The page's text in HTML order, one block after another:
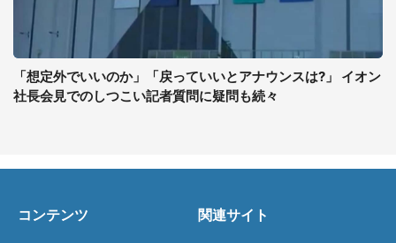
「想定外でいいのか」「戻っていいとアナウンスは?」 イオン
社長会見でのしつこい記者質問に疑問も続々
コンテンツ 関連サイト